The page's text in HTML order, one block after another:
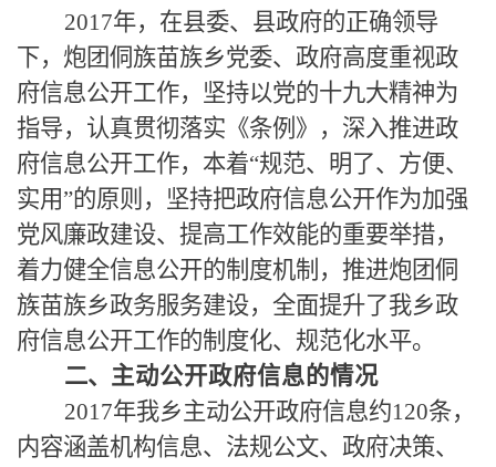
2017年，在县委、县政府的正确领导
下，炮团侗族苗族乡党委、政府高度重视政
府信息公开工作，坚持以党的十九大精神为
指导，认真贯彻落实《条例》，深入推进政
府信息公开工作，本着“规范、明了、方便、
实用”的原则，坚持把政府信息公开作为加强
党风廉政建设、提高工作效能的重要举措，
着力健全信息公开的制度机制，推进炮团侗
族苗族乡政务服务建设，全面提升了我乡政
府信息公开工作的制度化、规范化水平。
二、 主动公开政府信息的情况
2017年我乡主动公开政府信息约120条，
内容涵盖机构信息、法规公文、政府决策、